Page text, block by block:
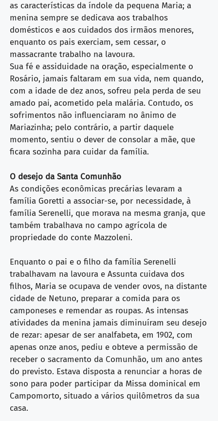
as características da índole da pequena Maria; a
menina sempre se dedicava aos trabalhos
domésticos e aos cuidados dos irmãos menores,
enquanto os pais exerciam, sem cessar, o
massacrante trabalho na lavoura.
Sua fé e assiduidade na oração, especialmente o
Rosário, jamais faltaram em sua vida, nem quando,
com a idade de dez anos, sofreu pela perda de seu
amado pai, acometido pela malária. Contudo, os
sofrimentos não influenciaram no ânimo de
Mariazinha; pelo contrário, a partir daquele
momento, sentiu o dever de consolar a mãe, que
ficara sozinha para cuidar da família.
O desejo da Santa Comunhão
As condições econômicas precárias levaram a
família Goretti a associar-se, por necessidade, à
família Serenelli, que morava na mesma granja, que
também trabalhava no campo agrícola de
propriedade do conte Mazzoleni.
Enquanto o pai e o filho da família Serenelli
trabalhavam na lavoura e Assunta cuidava dos
filhos, Maria se ocupava de vender ovos, na distante
cidade de Netuno, preparar a comida para os
camponeses e remendar as roupas. As intensas
atividades da menina jamais diminuíram seu desejo
de rezar: apesar de ser analfabeta, em 1902, com
apenas onze anos, pediu e obteve a permissão de
receber o sacramento da Comunhão, um ano antes
do previsto. Estava disposta a renunciar a horas de
sono para poder participar da Missa dominical em
Campomorto, situado a vários quilômetros da sua
casa.